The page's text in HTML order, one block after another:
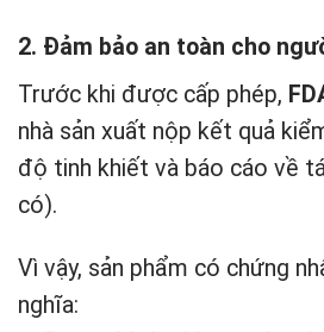
2. Đảm bảo an toàn cho
Trước khi được cấp phép,
nhà sản xuất nộp kết quả
độ tinh khiết và báo cáo về
có).
Vì vậy, sản phẩm có chứng
nghĩa: